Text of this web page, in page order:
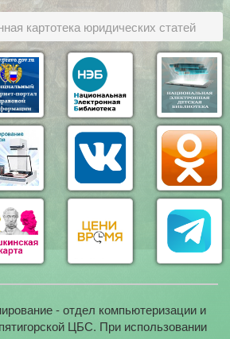
картотека юридических статей
- отдел компьютеризации и
ЦБС. При использовании